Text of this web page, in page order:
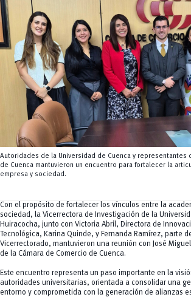
y Agropecuarias
MOVERU
Posgrados
Radio Universitaria
Salud
Sostenibilidad
Vinculación
Autoridades de la Universidad de Cuenca y representantes
de Cuenca mantuvieron un encuentro para fortalecer la
empresa y sociedad.
Con el propósito de fortalecer los vínculos entre la
sociedad, la Vicerrectora de Investigación de la
Huiracocha, junto con Victoria Abril, Directora de
Tecnológica, Karina Quinde, y Fernanda Ramírez, parte
Vicerrectorado, mantuvieron una reunión con José Miguel
de la Cámara de Comercio de Cuenca.
Este encuentro representa un paso importante en la
autoridades universitarias, orientada a consolidar una
entorno y comprometida con la generación de alianzas